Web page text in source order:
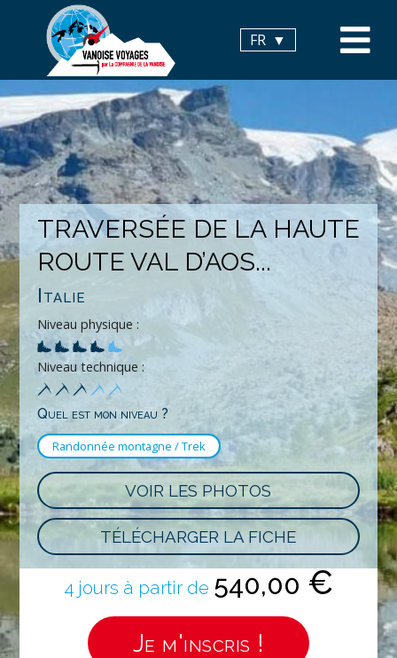
FR
TRAVERSÉE DE LA HAUTE
ROUTE VAL D’AOS...
Italie
Niveau physique :
Niveau technique :
Quel est mon niveau ?
Randonnée montagne / Trek
VOIR LES PHOTOS
TÉLÉCHARGER LA FICHE
4 jours à partir de 540,00 €
Je m'inscris !
Panneau de gestion des cookies